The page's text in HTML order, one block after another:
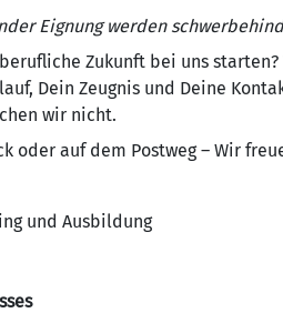
Eignung werden
Zukunft bei uns
Dein Zeugnis und Deine
wir nicht.
oder auf dem Postweg – Wir
und Ausbildung